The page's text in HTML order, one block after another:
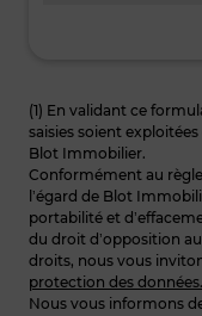
(1) En validant ce
saisies soient
Blot Immobilier.
Conformément au
l’égard de Blot
portabilité et
du droit d’opposition
droits, nous vous
protection des données.
Nous vous informons